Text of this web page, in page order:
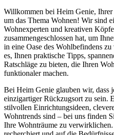
Willkommen bei Heim Genie,
um das Thema Wohnen! Wir sind
Wohnexperten und kreativen
zusammengeschlossen hat, um
in eine Oase des Wohlbefindens
es, Ihnen praktische Tipps,
Ratschläge zu bieten, die Ihren
funktionaler machen.
Bei Heim Genie glauben wir, dass
einzigartiger Rückzugsort zu sein.
stilvollen Einrichtungsideen,
Wohntrends sind – bei uns finden
Ihre Wohnträume zu